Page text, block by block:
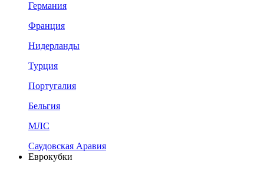
Германия
Франция
Нидерланды
Турция
Португалия
Бельгия
МЛС
Саудовская Аравия
Еврокубки